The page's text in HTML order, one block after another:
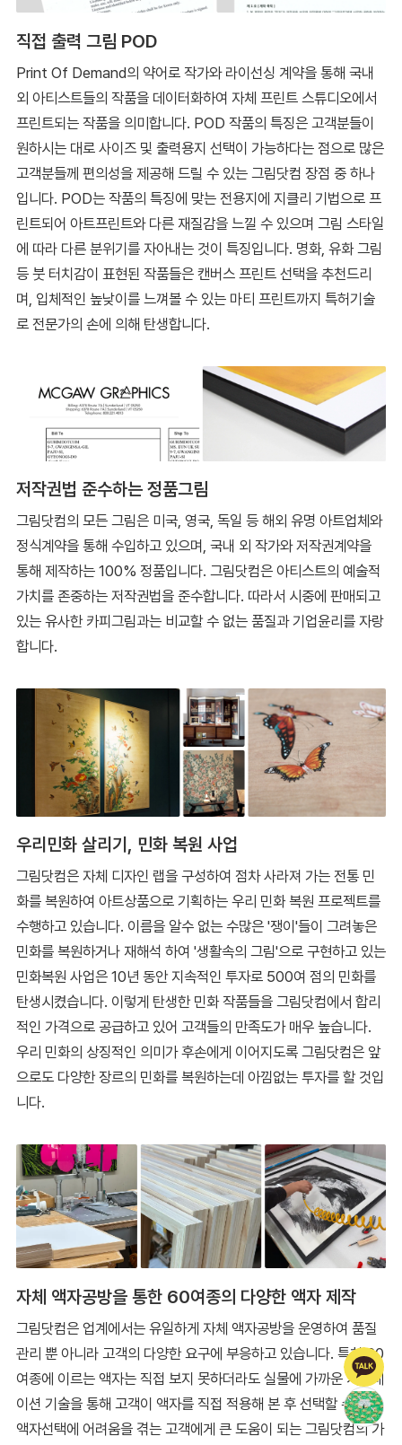
직접 출력 그림 POD
Print Of Demand의 약어로 작가와 라이선싱 계약을 통해 국내
외 아티스트들의 작품을 데이터화하여 자체 프린트 스튜디오에서
프린트되는 작품을 의미합니다. POD 작품의 특징은 고객분들이
원하시는 대로 사이즈 및 출력용지 선택이 가능하다는 점으로 많은
고객분들께 편의성을 제공해 드릴 수 있는 그림닷컴 장점 중 하나
입니다. POD는 작품의 특징에 맞는 전용지에 지클리 기법으로 프
린트되어 아트프린트와 다른 재질감을 느낄 수 있으며 그림 스타일
에 따라 다른 분위기를 자아내는 것이 특징입니다. 명화, 유화 그림
등 붓 터치감이 표현된 작품들은 캔버스 프린트 선택을 추천드리
며, 입체적인 높낮이를 느껴볼 수 있는 마티 프린트까지 특허기술
로 전문가의 손에 의해 탄생합니다.
저작권법 준수하는 정품그림
그림닷컴의 모든 그림은 미국, 영국, 독일 등 해외 유명 아트업체와
정식계약을 통해 수입하고 있으며, 국내 외 작가와 저작권계약을
통해 제작하는 100% 정품입니다. 그림닷컴은 아티스트의 예술적
가치를 존중하는 저작권법을 준수합니다. 따라서 시중에 판매되고
있는 유사한 카피그림과는 비교할 수 없는 품질과 기업윤리를 자랑
합니다.
우리민화 살리기, 민화 복원 사업
그림닷컴은 자체 디자인 랩을 구성하여 점차 사라져 가는 전통 민
화를 복원하여 아트상품으로 기획하는 우리 민화 복원 프로젝트를
수행하고 있습니다. 이름을 알수 없는 수많은 '쟁이'들이 그려놓은
민화를 복원하거나 재해석 하여 '생활속의 그림'으로 구현하고 있는
민화복원 사업은 10년 동안 지속적인 투자로 500여 점의 민화를
탄생시켰습니다. 이렇게 탄생한 민화 작품들을 그림닷컴에서 합리
적인 가격으로 공급하고 있어 고객들의 만족도가 매우 높습니다.
우리 민화의 상징적인 의미가 후손에게 이어지도록 그림닷컴은 앞
으로도 다양한 장르의 민화를 복원하는데 아낌없는 투자를 할 것입
니다.
자체 액자공방을 통한 60여종의 다양한 액자 제작
그림닷컴은 업계에서는 유일하게 자체 액자공방을 운영하여 품질
관리 뿐 아니라 고객의 다양한 요구에 부응하고 있습니다. 특히 60
여종에 이르는 액자는 직접 보지 못하더라도 실물에 가까운 시뮬레
이션 기술을 통해 고객이 액자를 직접 적용해 본 후 선택할 수 있어
액자선택에 어려움을 겪는 고객에게 큰 도움이 되는 그림닷컴의 가